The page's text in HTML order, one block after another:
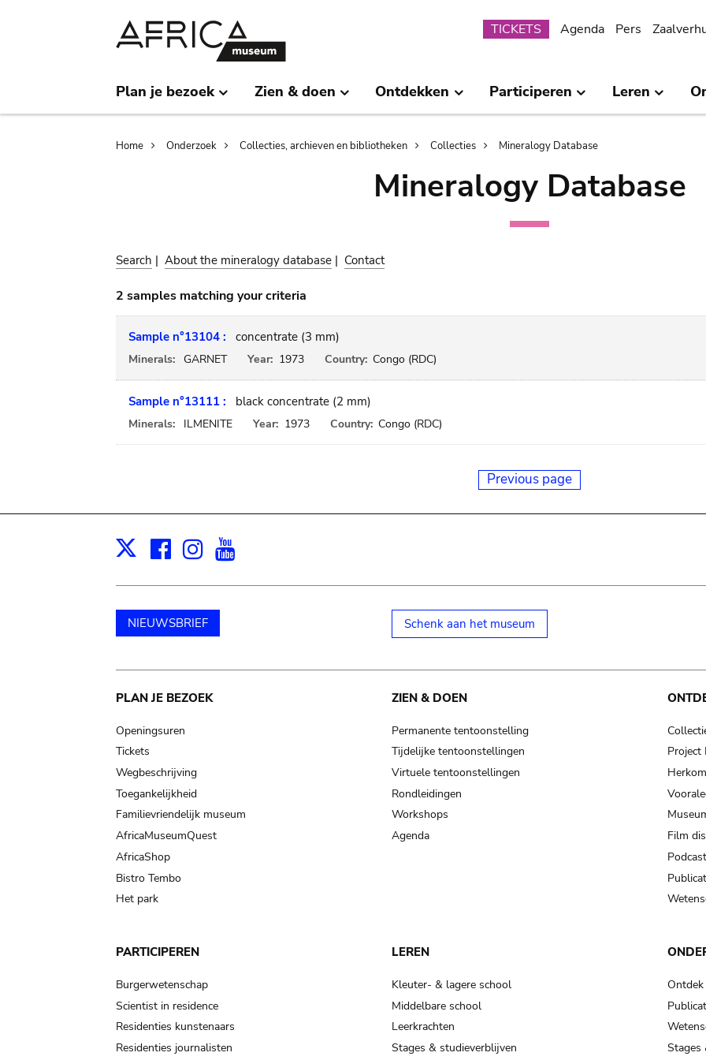
Submenu
TICKETS Agenda Pers
Plan je bezoek Zien & doen Ontdekken Participeren Leren
Breadcrumb
Home Onderzoek Collecties, archieven en bibliotheken Collecties Mineralogy Database
Mineralogy Database
Search | About the mineralogy database | Contact
2 samples matching your criteria
Sample n°13104 : concentrate (3 mm)
Minerals: GARNET Year: 1973 Country: Congo (RDC)
Sample n°13111 : black concentrate (2 mm)
Minerals: ILMENITE Year: 1973 Country: Congo (RDC)
Previous page
X Facebook
Instagram
NIEUWSBRIEF Schenk aan het museum
Main
navigation
PLAN JE BEZOEK
Openingsuren
Tickets
Wegbeschrijving
Toegankelijkheid
Familievriendelijk museum
AfricaMuseumQuest
AfricaShop
Bistro Tembo
Het park
ZIEN & DOEN
Permanente tentoonstelling
Tijdelijke tentoonstellingen
Virtuele tentoonstellingen
Rondleidingen
Workshops
Agenda
Project
Film
PARTICIPEREN
Burgerwetenschap
Scientist in residence
Residenties kunstenaars
Residenties journalisten
LEREN
Kleuter- & lagere school
Middelbare school
Leerkrachten
Stages & studieverblijven
Stages